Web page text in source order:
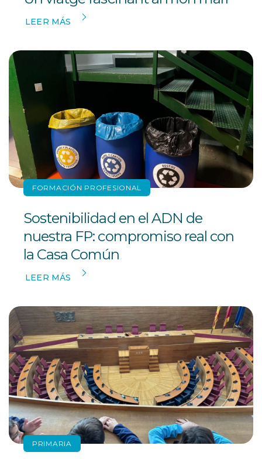
LEER MÁS
FORMACIÓN PROFESIONAL
Sostenibilidad en el ADN de
nuestra FP: compromiso real con
la Casa Común
LEER MÁS
PRIMARIA